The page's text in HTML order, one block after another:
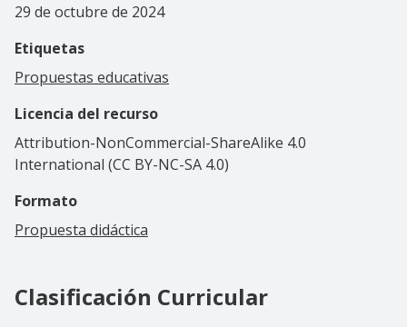
29 de octubre de 2024
Etiquetas
Propuestas educativas
Licencia del recurso
Attribution-NonCommercial-ShareAlike 4.0
International (CC BY-NC-SA 4.0)
Formato
Propuesta didáctica
Clasificación Curricular